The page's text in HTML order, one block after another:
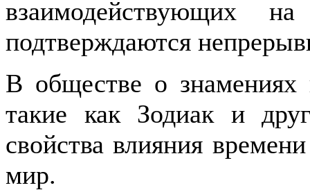
взаимодействующих
подтверждаются
В обществе о знамениях
такие как Зодиак и
свойства влияния
мир.